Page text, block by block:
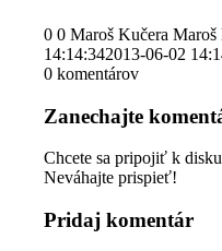
0 0 Maroš Kučera Maroš
14:14:342013-06-02
0 komentárov
Zanechajte
Chcete sa pripojiť k
Neváhajte prispieť!
Pridaj komentár